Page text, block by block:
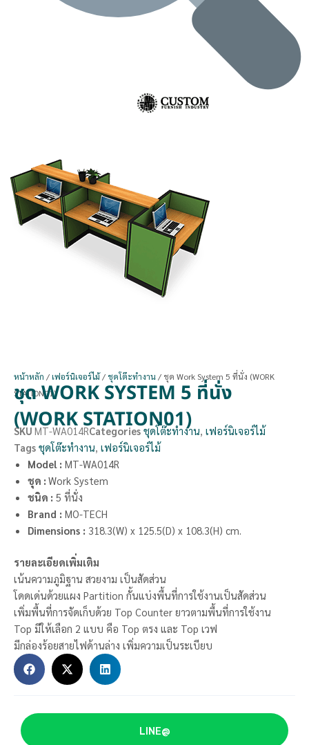
หน้าหลัก /เฟอร์นิเจอร์ไม้/ ชุดโต๊ะทำงาน / ชุด Work System 5 ที่นั่ง (WORK
STATION01)
ชุด WORK SYSTEM 5 ที่นั่ง
(WORK STATION01)
SKU MT-WA014RCategories ชุดโต๊ะทำงาน, เฟอร์นิเจอร์ไม้
Tags ชุดโต๊ะทำงาน, เฟอร์นิเจอร์ไม้
Model : MT-WA014R
ชุด : Work System
ชนิด : 5 ที่นั่ง
Brand : MO-TECH
Dimensions : 318.3(W) x 125.5(D) x 108.3(H) cm.
รายละเอียดเพิ่มเติม
เน้นความภูมิฐาน สวยงาม เป็นสัดส่วน
โดดเด่นด้วยแผง Partition กั้นแบ่งพื้นที่การใช้งานเป็นสัดส่วน
เพิ่มพื้นที่การจัดเก็บด้วย Top Counter ยาวตามพื้นที่การใช้งาน
Top มีให้เลือก 2 แบบ คือ Top ตรง และ Top เวฟ
มีกล่องร้อยสายไฟด้านล่าง เพิ่มความเป็นระเบียบ
LINE@